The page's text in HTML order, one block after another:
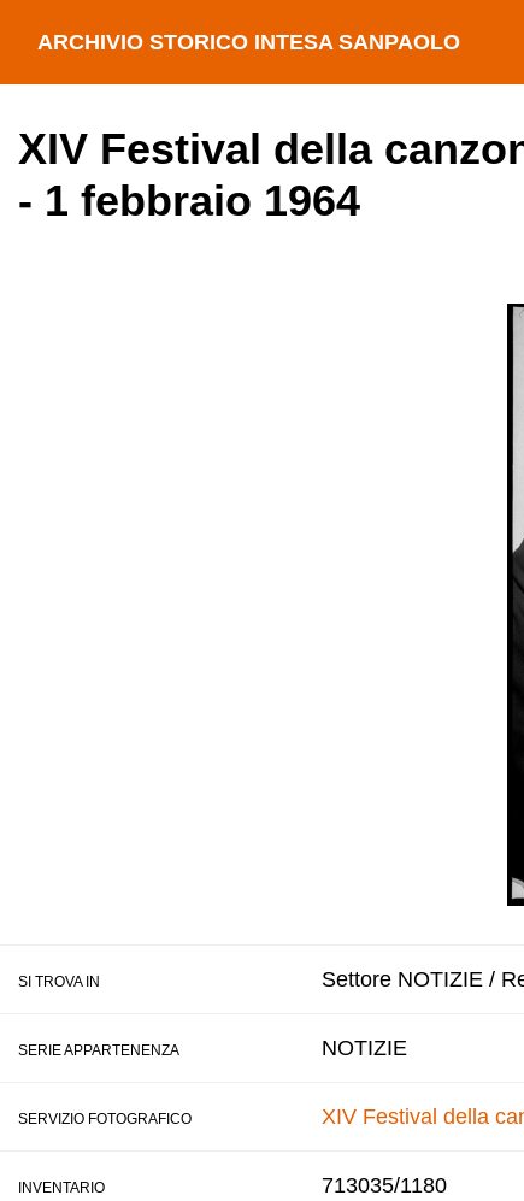
ARCHIVIO STORICO INTESA SANPAOLO
XIV Festival della
- 1 febbraio 1964
SI TROVA IN Settore NOTIZIE /
SERIE APPARTENENZA NOTIZIE
SERVIZIO FOTOGRAFICO XIV Festival della
INVENTARIO 713035/1180